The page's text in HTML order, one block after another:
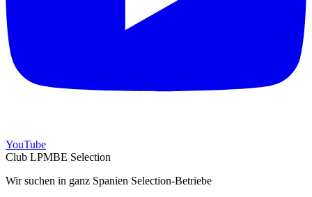
YouTube
Club LPMBE Selection
Wir suchen in ganz Spanien Selection-Betriebe